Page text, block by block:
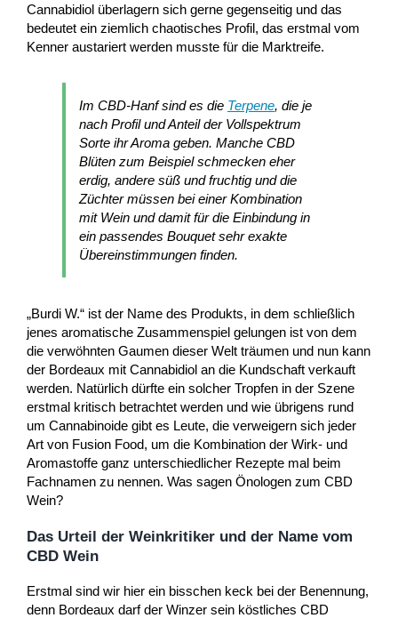
Cannabidiol überlagern sich gerne gegenseitig und das
bedeutet ein ziemlich chaotisches Profil, das erstmal vom
Kenner austariert werden musste für die Marktreife.
Im CBD-Hanf sind es die Terpene, die je
nach Profil und Anteil der Vollspektrum
Sorte ihr Aroma geben. Manche CBD
Blüten zum Beispiel schmecken eher
erdig, andere süß und fruchtig und die
Züchter müssen bei einer Kombination
mit Wein und damit für die Einbindung in
ein passendes Bouquet sehr exakte
Übereinstimmungen finden.
„Burdi W.“ ist der Name des Produkts, in dem schließlich
jenes aromatische Zusammenspiel gelungen ist von dem
die verwöhnten Gaumen dieser Welt träumen und nun kann
der Bordeaux mit Cannabidiol an die Kundschaft verkauft
werden. Natürlich dürfte ein solcher Tropfen in der Szene
erstmal kritisch betrachtet werden und wie übrigens rund
um Cannabinoide gibt es Leute, die verweigern sich jeder
Art von Fusion Food, um die Kombination der Wirk- und
Aromastoffe ganz unterschiedlicher Rezepte mal beim
Fachnamen zu nennen. Was sagen Önologen zum CBD
Wein?
Das Urteil der Weinkritiker und der Name vom
CBD Wein
Erstmal sind wir hier ein bisschen keck bei der Benennung,
denn Bordeaux darf der Winzer sein köstliches CBD